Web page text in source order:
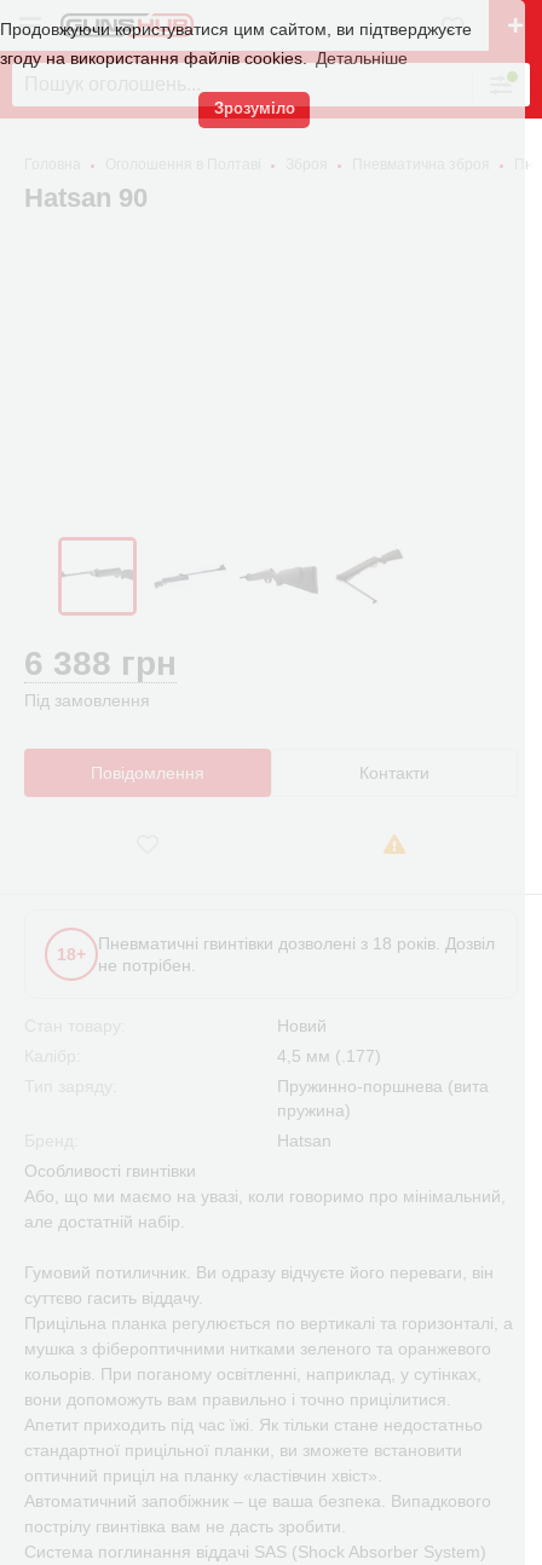
Продовжуючи користуватися цим сайтом, ви підтверджуєте
згоду на використання файлів cookies.
Детальніше
Зрозуміло
Hatsan 90
6 388 грн
Під замовлення
Повідомлення Контакти
18+
Пневматичні гвинтівки дозволені з 18 років. Дозвіл
не потрібен.
Новий
4,5 мм (.177)
Пружинно-поршнева (вита
пружина)
Hatsan
Особливості гвинтівки
Або, що ми маємо на увазі, коли говоримо про мінімальний,
але достатній набір.
Гумовий потиличник. Ви одразу відчуєте його переваги, він
суттєво гасить віддачу.
Прицільна планка регулюється по вертикалі та горизонталі, а
мушка з фібероптичними нитками зеленого та оранжевого
кольорів. При поганому освітленні, наприклад, у сутінках,
вони допоможуть вам правильно і точно прицілитися.
Апетит приходить під час їжі. Як тільки стане недостатньо
стандартної прицільної планки, ви зможете встановити
оптичний приціл на планку «ластівчин хвіст».
Автоматичний запобіжник – це ваша безпека. Випадкового
пострілу гвинтівка вам не дасть зробити.
Система поглинання віддачі SAS (Shock Absorber System)